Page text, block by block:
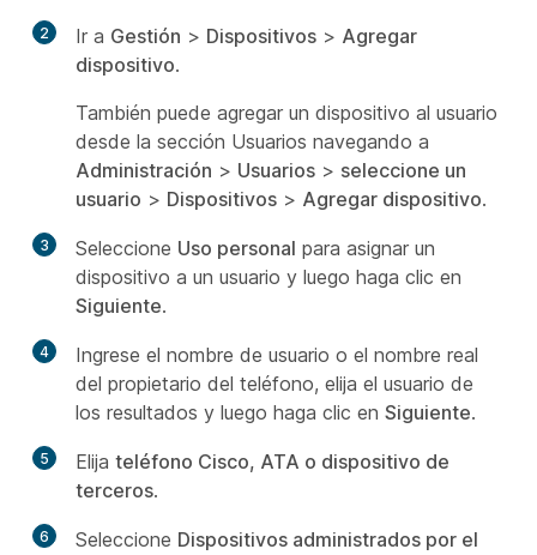
2 Ir a Gestión > Dispositivos > Agregar
dispositivo.
También puede agregar un dispositivo al usuario
desde la sección Usuarios navegando a
Administración > Usuarios > seleccione un
usuario > Dispositivos > Agregar dispositivo.
3 Seleccione Uso personal para asignar un
dispositivo a un usuario y luego haga clic en
Siguiente.
4
Ingrese el nombre de usuario o el nombre real
del propietario del teléfono, elija el usuario de
los resultados y luego haga clic en Siguiente.
5 Elija teléfono Cisco, ATA o dispositivo de
terceros.
6 Seleccione Dispositivos administrados por el